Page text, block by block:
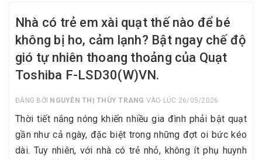
Nhà có trẻ em xài quạt thế nào để bé
không bị ho, cảm lạnh? Bật ngay chế độ
gió tự nhiên thoang thoảng của Quạt
Toshiba F-LSD30(W)VN.
ĐĂNG BỞI NGUYỄN THỊ THÙY TRANG VÀO LÚC 26/05/2026
Thời tiết nắng nóng khiến nhiều gia đình phải bật quạt
gần như cả ngày, đặc biệt trong những đợt oi bức kéo
dài. Tuy nhiên, với nhà có trẻ nhỏ, không ít phụ huynh